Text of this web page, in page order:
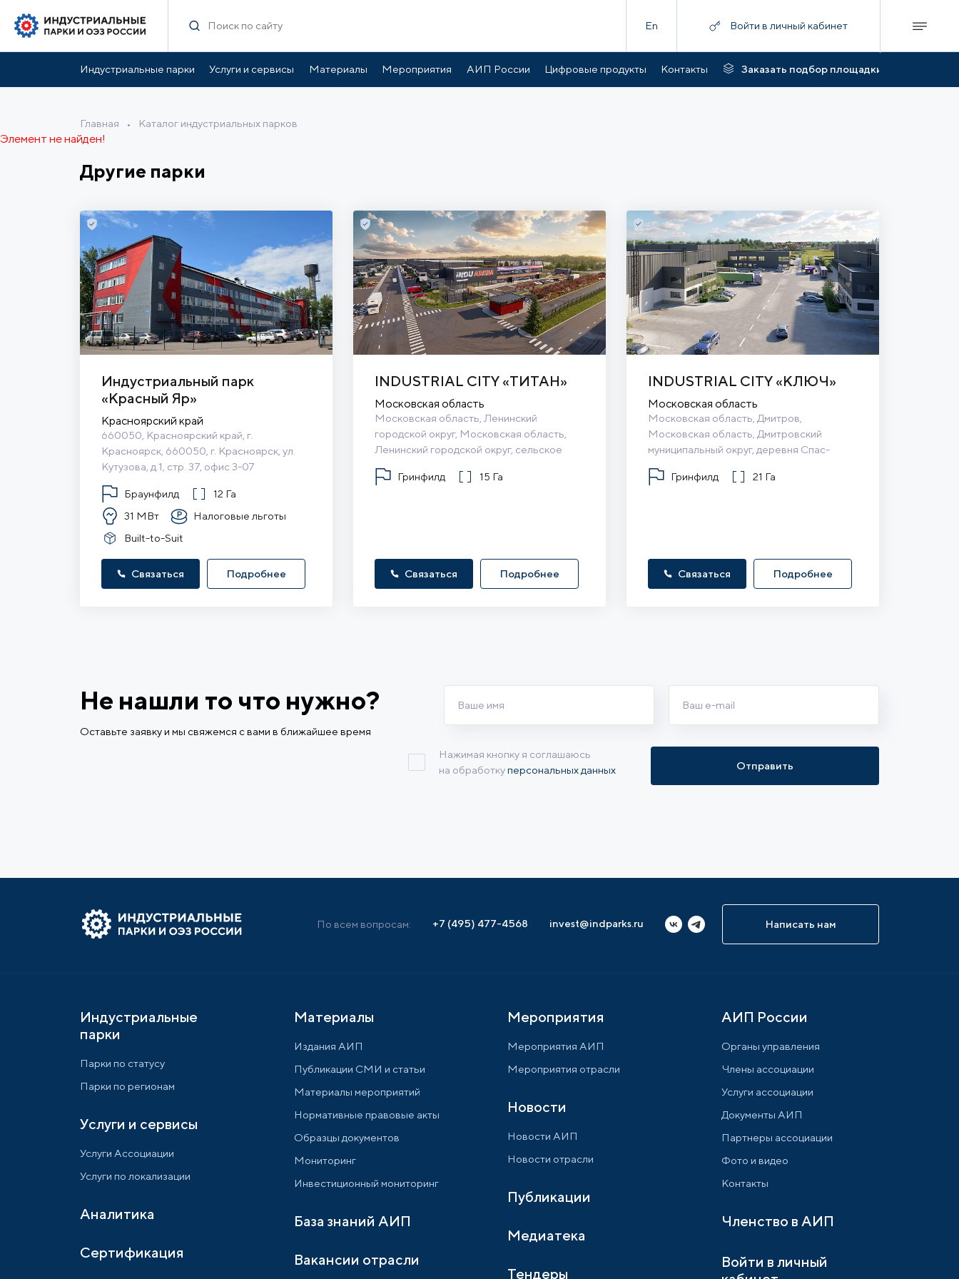
En Войти в личный кабинет
Индустриальные парки Услуги и сервисы Материалы Мероприятия АИП России Цифровые продукты Контакты Заказать подбор площадки
Главная • Каталог индустриальных парков
Элемент не найден!
Другие парки
Индустриальный парк
«Красный Яр»
Красноярский край
660050, Красноярский край, г.
Красноярск, 660050, г. Красноярск, ул.
Кутузова, д.1, стр. 37, офис 3-07
Браунфилд
12 Га
31 МВт
Налоговые льготы
Built-to-Suit
Связаться Подробнее
INDUSTRIAL CITY «ТИТАН»
Московская область
Московская область, Ленинский
городской округ, Московская область,
Ленинский городской округ, сельское
Гринфилд
15 Га
Связаться Подробнее
INDUSTRIAL CITY «КЛЮЧ»
Московская область
Московская область, Дмитров,
Московская область, Дмитровский
муниципальный округ, деревня Спас-
Гринфилд
21 Га
Связаться Подробнее
Не нашли то что нужно?
Оставьте заявку и мы свяжемся с вами в ближайшее время
Нажимая кнопку я соглашаюсь
на обработкуперсональных данных Отправить
По всем вопросам: +7 (495) 477-4568 invest@indparks.ru Написать нам
Индустриальные
парки
Парки по статусу
Парки по регионам
Услуги и сервисы
Услуги Ассоциации
Услуги по локализации
Аналитика
Сертификация
Материалы
Издания АИП
Публикации СМИ и статьи
Материалы мероприятий
Нормативные правовые акты
Образцы документов
Мониторинг
Инвестиционный мониторинг
База знаний АИП
Вакансии отрасли
Мероприятия
Мероприятия АИП
Мероприятия отрасли
Новости
Новости АИП
Новости отрасли
Публикации
Медиатека
Тендеры
АИП России
Органы управления
Члены ассоциации
Услуги ассоциации
Документы АИП
Партнеры ассоциации
Фото и видео
Контакты
Членство в АИП
Войти в личный